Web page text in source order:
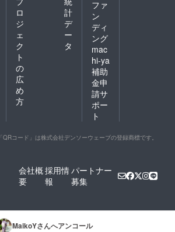
ロ
ジ
ェ
ク
ト
の
広
め
方
計
デ
ー
タ
ファ
ン
ディ
ング
mac
hi-ya
補助
金申
請サ
ポー
ト
「QRコード」は株式会社デンソーウェーブの登録商標です。
会社概
要
採用情
報
パートナー
募集
MaikoYさんへアンコール